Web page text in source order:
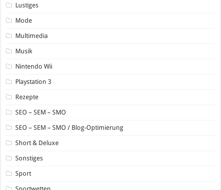
Lustiges
Mode
Multimedia
Musik
Nintendo Wii
Playstation 3
Rezepte
SEO – SEM – SMO
SEO – SEM – SMO / Blog-Optimierung
Short & Deluxe
Sonstiges
Sport